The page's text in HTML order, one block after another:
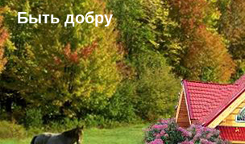
Быть добру